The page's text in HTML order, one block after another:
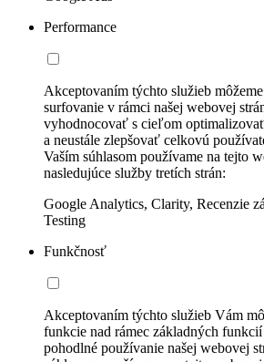
Performance
Akceptovaním týchto služieb
surfovanie v rámci našej webovej
vyhodnocovať s cieľom
a neustále zlepšovať celkovú
Vaším súhlasom používame na tejto
nasledujúce služby tretích strán:
Google Analytics, Clarity, Recenzie
Testing
Funkčnosť
Akceptovaním týchto služieb Vám
funkcie nad rámec základných
pohodlné používanie našej webovej